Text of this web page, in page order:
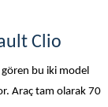
Clio
gören bu iki model
Araç tam olarak 70